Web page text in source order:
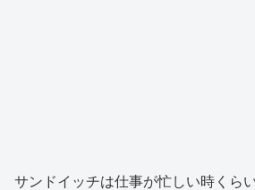
サンドイッチは仕事が忙しい時くら